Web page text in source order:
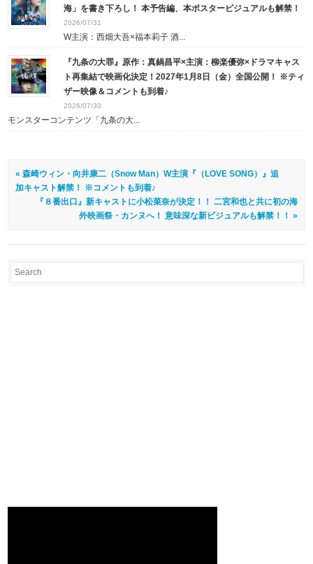
海」を書き下ろし！ 本予告編、本ポスタービジュアルも解禁！
2026/07/31
W主演：西畑大吾×福本莉子 酒...
『九条の大罪』原作：真鍋昌平×主演：柳楽優弥×ドラマキャス
ト再集結で映画化決定！2027年1月8日（金）全国公開！ ※ティ
ザー映像＆コメントも到着♪
2026/07/30
モンスターコンテンツ「九条の大...
« 森崎ウィン・向井康二（Snow Man）W主演『（LOVE SONG）』追
加キャスト解禁！ ※コメントも到着♪
『８番出口』新キャストに小松菜奈が決定！！ 二宮和也と共に初の海
外映画祭・カンヌへ！ 意味深な新ビジュアルも解禁！！ »